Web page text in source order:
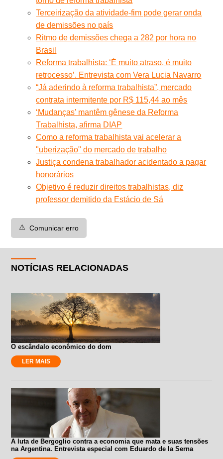
Terceirização da atividade-fim pode gerar onda
de demissões no país
Ritmo de demissões chega a 282 por hora no
Brasil
Reforma trabalhista: ‘É muito atraso, é muito
retrocesso’. Entrevista com Vera Lucia Navarro
“Já aderindo à reforma trabalhista”, mercado
contrata intermitente por R$ 115,44 ao mês
‘Mudanças’ mantêm gênese da Reforma
Trabalhista, afirma DIAP
Como a reforma trabalhista vai acelerar a
"uberização" do mercado de trabalho
Justiça condena trabalhador acidentado a pagar
honorários
Objetivo é reduzir direitos trabalhistas, diz
professor demitido da Estácio de Sá
⚠️ Comunicar erro
NOTÍCIAS RELACIONADAS
O escândalo econômico do dom
LER MAIS
A luta de Bergoglio contra a economia que mata e suas tensões
na Argentina. Entrevista especial com Eduardo de la Serna